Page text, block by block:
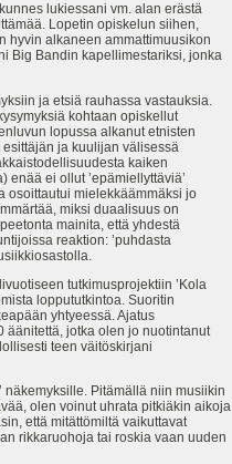
lukiessani vm. alan erästä
Lopetin opiskelun siihen,
hyvin alkaneen ammattimuusikon
Big Bandin kapellimestariksi, jonka
ja etsiä rauhassa vastauksia.
kohtaan opiskellut
lopussa alkanut etnisten
ja kuulijan välisessä
kaiken
ei ollut ’epämiellyttäviä’
osoittautui mielekkäämmäksi jo
miksi duaalisuus on
mainita, että yhdestä
reaktion: ’puhdasta
tutkimusprojektiin ’Kola
loppututkintoa. Suoritin
yhtyeessä. Ajatus
äänitettä, jotka olen jo nuotintanut
teen väitöskirjani
näkemyksille. Pitämällä niin musiikin
olen voinut uhrata pitkiäkin aikoja
että mitättömiltä vaikuttavat
rikkaruohoja tai roskia vaan uuden